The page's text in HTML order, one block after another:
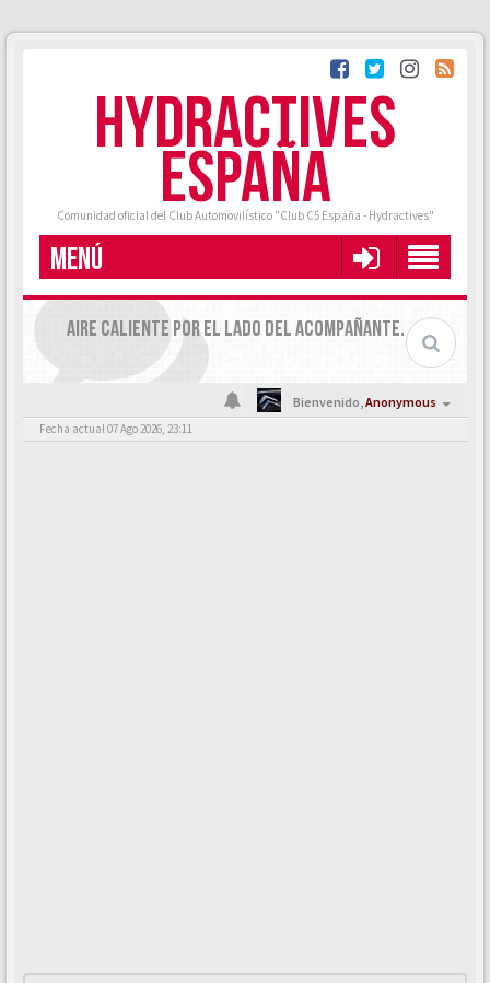
HYDRACTIVES
ESPAÑA
Comunidad oficial del Club Automovilístico "Club C5 España - Hydractives"
MENÚ
AIRE CALIENTE POR EL LADO DEL ACOMPAÑANTE.
Bienvenido,Anonymous
Fecha actual 07 Ago 2026, 23:11